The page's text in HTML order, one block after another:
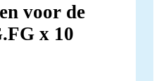
voor de
x 10